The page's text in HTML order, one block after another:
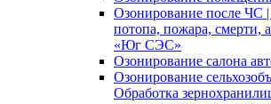
Озонирование после ЧС
потопа, пожара, смерти,
«Юг СЭС»
Озонирование салона
Озонирование
Обработка